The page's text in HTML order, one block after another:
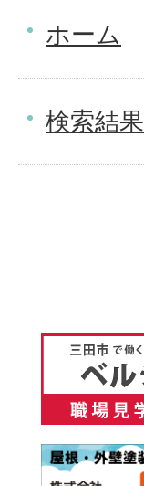
ホーム
検索結果